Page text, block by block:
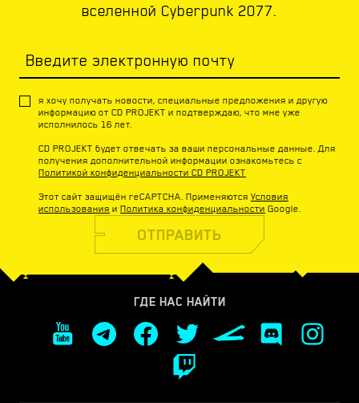
вселенной Cyberpunk 2077.
Введите электронную почту
я хочу получать новости, специальные предложения и другую
информацию от CD PROJEKT и подтверждаю, что мне уже
исполнилось 16 лет.
CD PROJEKT будет отвечать за ваши персональные данные. Для
получения дополнительной информации ознакомьтесь с
Политикой конфиденциальности CD PROJEKT
Этот сайт защищён reCAPTCHA. Применяются Условия
использования и Политика конфиденциальности Google.
ОТПРАВИТЬ
ГДЕ НАС НАЙТИ